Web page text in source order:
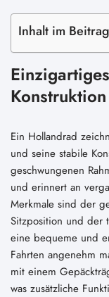
Inhalt im Beitrag
Konstruktion
Ein Hollandrad
und seine stabile
geschwungenen
und erinnert an
Merkmale sind der
Sitzposition und der
eine bequeme und
Fahrten angenehm
mit einem
was zusätzliche